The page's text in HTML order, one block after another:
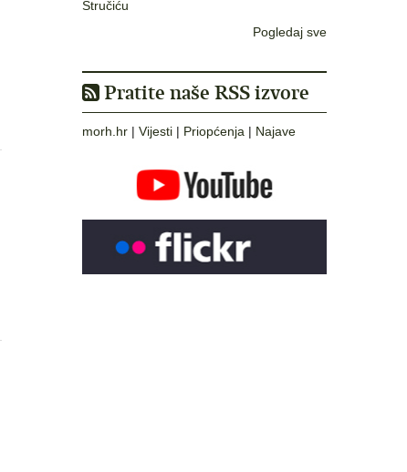
Stručiću
Pogledaj sve
Pratite naše RSS izvore
morh.hr | Vijesti | Priopćenja | Najave